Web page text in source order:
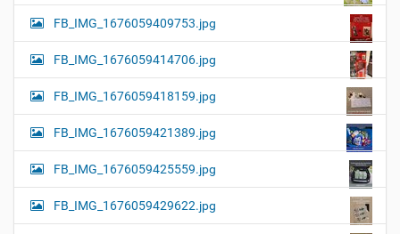
FB_IMG_1676059409753.jpg
FB_IMG_1676059414706.jpg
FB_IMG_1676059418159.jpg
FB_IMG_1676059421389.jpg
FB_IMG_1676059425559.jpg
FB_IMG_1676059429622.jpg